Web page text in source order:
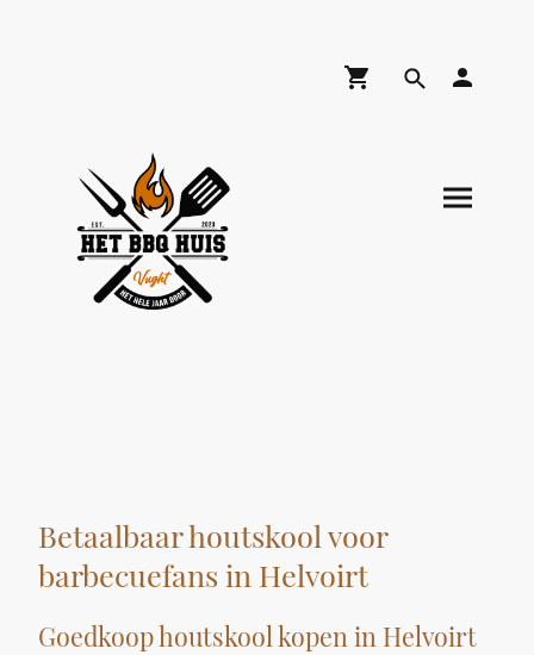
Betaalbaar houtskool voor
barbecuefans in Helvoirt
Goedkoop houtskool kopen in Helvoirt